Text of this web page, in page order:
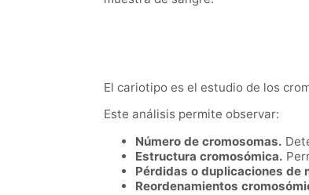
El cariotipo es el estudio de los
Este análisis permite observar:
Número de cromosomas.
Estructura cromosómica.
Pérdidas o duplicaciones de
Reordenamientos